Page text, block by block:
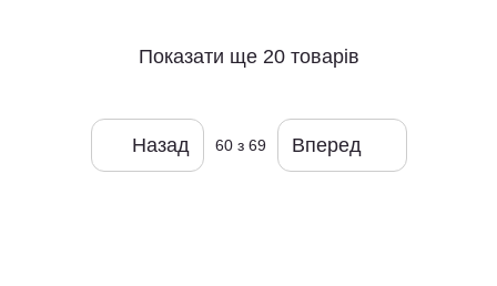
Показати ще 20 товарів
Назад 60з 69 Вперед